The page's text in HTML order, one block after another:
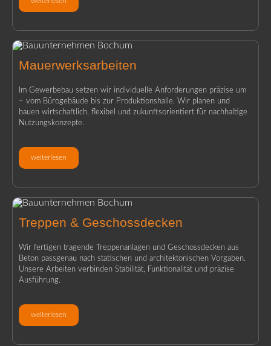
Mauerwerksarbeiten
Im Gewerbebau setzen wir individuelle Anforderungen präzise um
– vom Bürogebäude bis zur Produktionshalle. Wir planen und
bauen wirtschaftlich, flexibel und zukunftsorientiert für nachhaltige
Nutzungskonzepte.
weiterlesen
Treppen & Geschossdecken
Wir fertigen tragende Treppenanlagen und Geschossdecken aus
Beton passgenau nach statischen und architektonischen Vorgaben.
Unsere Arbeiten verbinden Stabilität, Funktionalität und präzise
Ausführung.
weiterlesen